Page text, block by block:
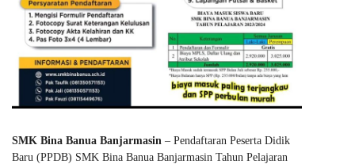
SMK Bina Banua Banjarmasin – Pendaftaran Peserta Didik
Baru (PPDB) SMK Bina Banua Banjarmasin Tahun Pelajaran